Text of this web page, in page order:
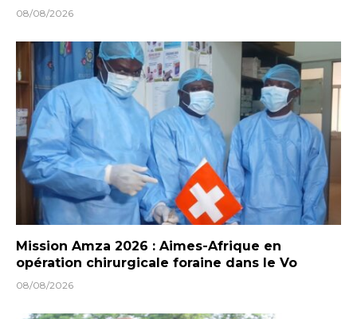
08/08/2026
Mission Amza 2026 : Aimes-Afrique en
opération chirurgicale foraine dans le Vo
08/08/2026